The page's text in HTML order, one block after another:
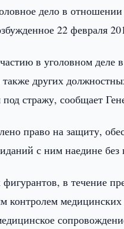
дело в
22 февраля
в уголовном деле
других
стражу, сообщает
право на защиту,
с ним наедине
в течение
контролем